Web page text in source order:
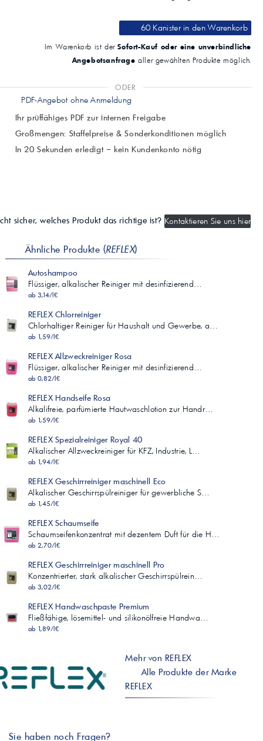
60 Kanisterin den Warenkorb
Im Warenkorb ist derSofort-Kauf oder eine unverbindliche
Angebotsanfrage aller gewählten Produkte möglich.
ODER
PDF-Angebot ohne Anmeldung
Ihr prüffähiges PDF zur internen Freigabe
Großmengen: Staffelpreise & Sonderkonditionen möglich
In 20 Sekunden erledigt – kein Kundenkonto nötig
sicher, welches Produkt das richtige ist? Kontaktieren Sie uns hier
Ähnliche Produkte (REFLEX)
Autoshampoo
Flüssiger, alkalischer Reiniger mit desinfizierend…
ab 3,14/l€
REFLEX Chlorreiniger
Chlorhaltiger Reiniger für Haushalt und Gewerbe, a…
ab 1,59/l€
REFLEX Allzweckreiniger Rosa
Flüssiger, alkalischer Reiniger mit desinfizierend…
ab 0,82/l€
REFLEX Handseife Rosa
Alkalifreie, parfümierte Hautwaschlotion zur Handr…
ab 1,59/l€
REFLEX Spezialreiniger Royal 40
Alkalischer Allzweckreiniger für KFZ, Industrie, L…
ab 1,94/l€
REFLEX Geschirrreiniger maschinell Eco
Alkalischer Geschirrspülreiniger für gewerbliche S…
ab 1,45/l€
REFLEX Schaumseife
Schaumseifenkonzentrat mit dezentem Duft für die H…
ab 2,70/l€
REFLEX Geschirrreiniger maschinell Pro
Konzentrierter, stark alkalischer Geschirrspülrein…
ab 3,02/l€
REFLEX Handwaschpaste Premium
Fließfähige, lösemittel- und silikonölfreie Handwa…
ab 1,89/l€
Mehr von REFLEX
Alle Produkte der Marke
REFLEX
Sie haben noch Fragen?